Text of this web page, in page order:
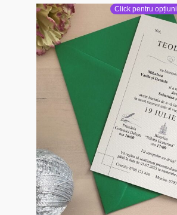
Click pentru opțiuni